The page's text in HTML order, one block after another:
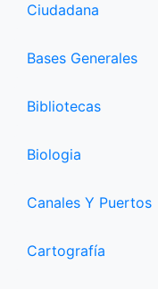
Ciudadana
Bases Generales
Bibliotecas
Biologia
Canales Y Puertos
Cartografía